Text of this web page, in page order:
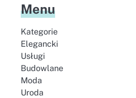
Menu
Kategorie
Elegancki
Usługi
Budowlane
Moda
Uroda